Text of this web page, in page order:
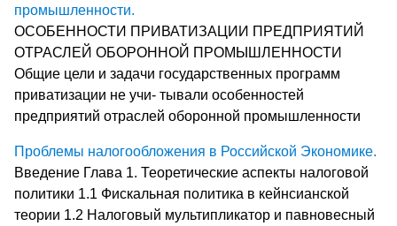
промышленности.
ОСОБЕННОСТИ ПРИВАТИЗАЦИИ ПРЕДПРИЯТИЙ
ОТРАСЛЕЙ ОБОРОННОЙ ПРОМЫШЛЕННОСТИ
Общие цели и задачи государственных программ
приватизации не учи- тывали особенностей
предприятий отраслей оборонной промышленности
Проблемы налогообложения в Российской Экономике.
Введение Глава 1. Теоретические аспекты налоговой
политики 1.1 Фискальная политика в кейнсианской
теории 1.2 Налоговый мультипликатор и павновесный